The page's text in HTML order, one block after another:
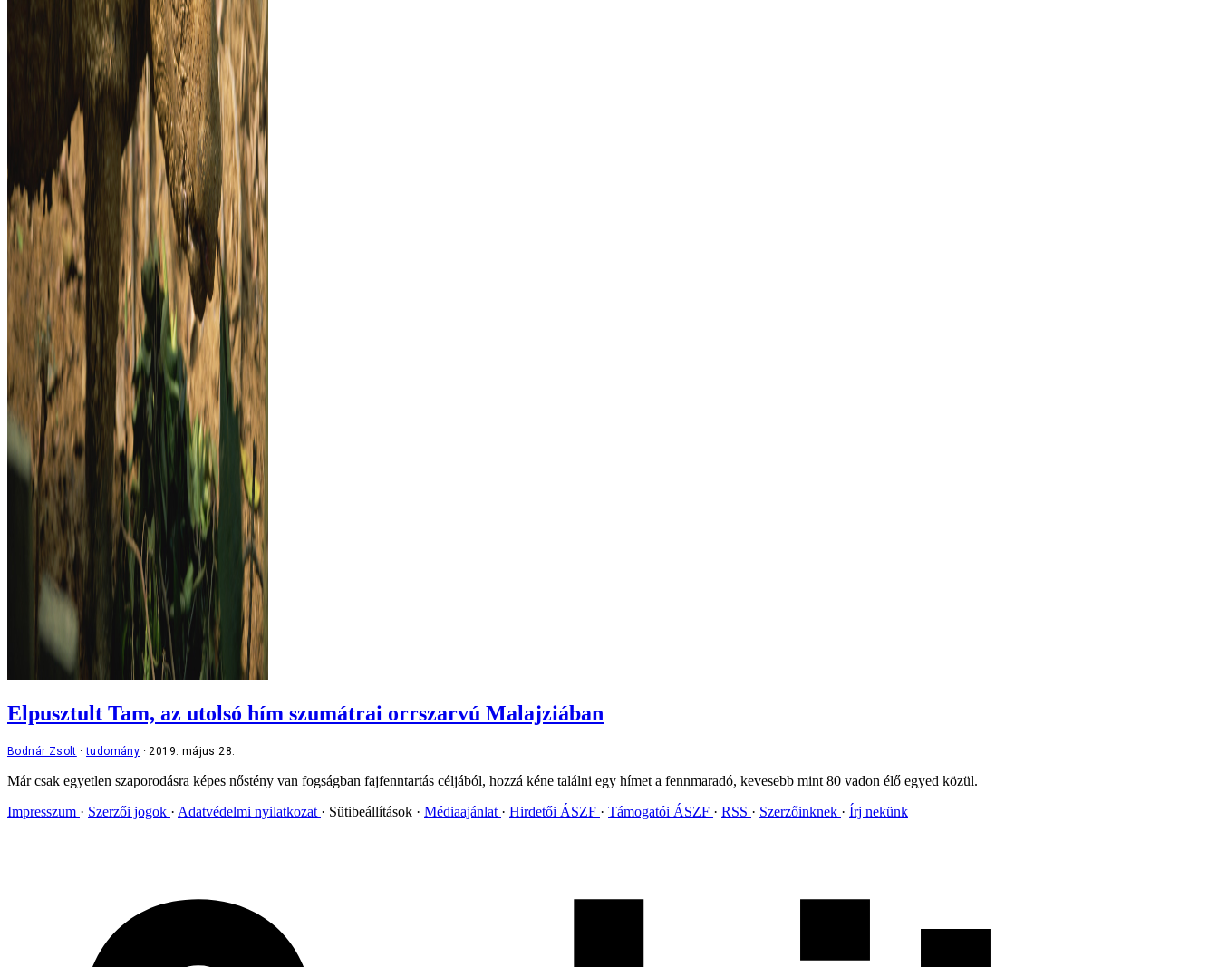
Elpusztult Tam, az utolsó hím szumátrai orrszarvú Malajziában
Bodnár Zsolt tudomány 2019. május 28.
Már csak egyetlen szaporodásra képes nőstény van fogságban fajfenntartás céljából, hozzá kéne találni egy hímet a fennmaradó, kevesebb mint 80 vadon élő egyed közül.
Impresszum
Szerzői jogok Adatvédelmi nyilatkozat Sütibeállítások Médiaajánlat Hirdetői ÁSZF Támogatói ÁSZF RSS Szerzőinknek Írj nekünk